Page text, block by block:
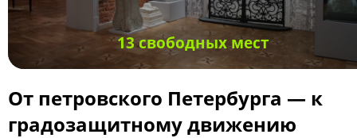
13 свободных мест
От петровского Петербурга — к
градозащитному движению